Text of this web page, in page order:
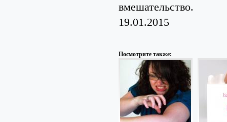
вмешательство.
19.01.2015
Посмотрите также: